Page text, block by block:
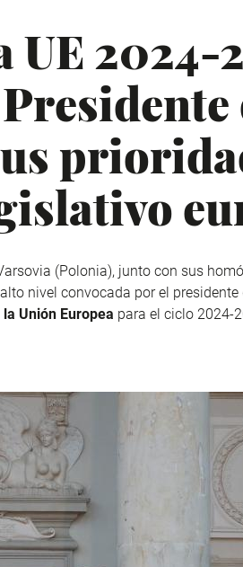
UE 2024-
(Polonia), junto con sus
nivel convocada por el presidente
Unión Europea para el ciclo 2024-